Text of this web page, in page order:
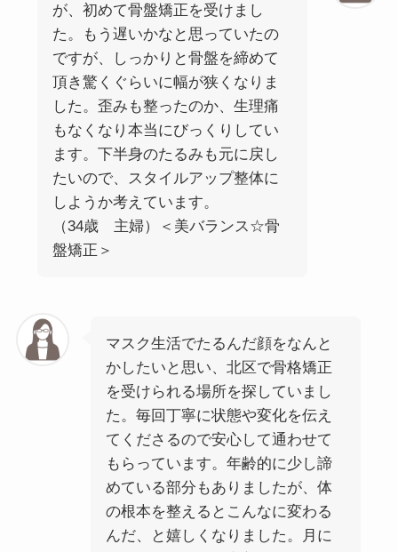
が、初めて骨盤矯正を受けまし
た。もう遅いかなと思っていたの
ですが、しっかりと骨盤を締めて
頂き驚くぐらいに幅が狭くなりま
した。歪みも整ったのか、生理痛
もなくなり本当にびっくりしてい
ます。下半身のたるみも元に戻し
たいので、スタイルアップ整体に
しようか考えています。
（34歳 主婦）＜美バランス☆骨
盤矯正＞
マスク生活でたるんだ顔をなんと
かしたいと思い、北区で骨格矯正
を受けられる場所を探していまし
た。毎回丁寧に状態や変化を伝え
てくださるので安心して通わせて
もらっています。年齢的に少し諦
めている部分もありましたが、体
の根本を整えるとこんなに変わる
んだ、と嬉しくなりました。月に